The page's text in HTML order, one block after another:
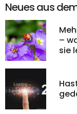
Neues aus
–
sie